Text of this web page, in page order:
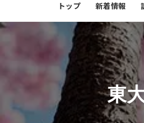
トップ 新着情報
東